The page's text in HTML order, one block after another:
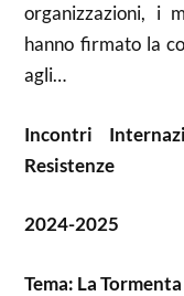
organizzazioni, i
hanno firmato la
agli…
Incontri
Resistenze
2024-2025
Tema: La